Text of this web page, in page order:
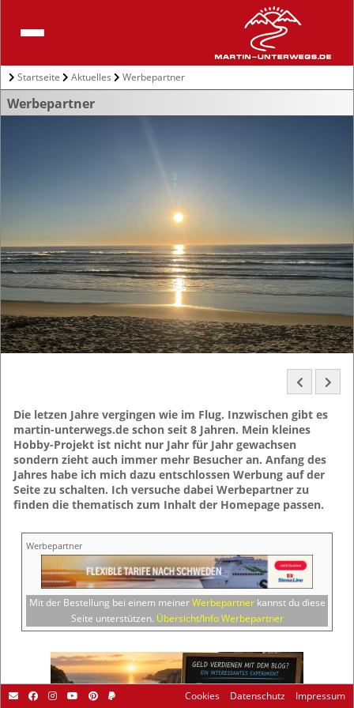
Startseite Aktuelles Werbepartner
Werbepartner
Die letzen Jahre vergingen wie im Flug. Inzwischen gibt es
martin-unterwegs.de schon seit 8 Jahren. Mein kleines
Hobby-Projekt ist nicht nur Jahr für Jahr gewachsen
sondern zieht auch immer mehr Besucher an. Anfang des
Jahres habe ich mich dazu entschlossen Werbung auf der
Seite zu schalten. Ich versuche dabei Werbepartner zu
finden die thematisch zum Inhalt der Homepage passen.
Werbepartner
Mit der Bestellung bei einem meinerWerbepartnerkannst du diese
Seite unterstützen. Übersicht/Info Werbepartner
Cookies Datenschutz Impressum